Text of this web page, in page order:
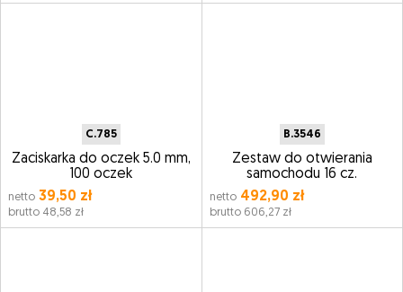
C.785
Zaciskarka do oczek 5.0 mm,
100 oczek
netto 39,50 zł
brutto 48,58 zł
B.3546
Zestaw do otwierania
samochodu 16 cz.
netto492,90 zł
brutto 606,27 zł